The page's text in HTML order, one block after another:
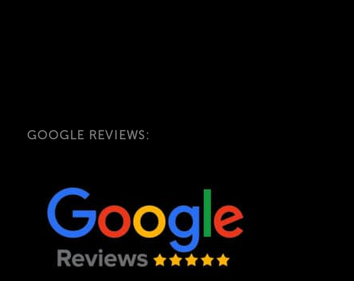
GOOGLE REVIEWS: